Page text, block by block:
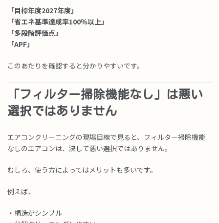
「目標年度2027年度」
「省エネ基準達成率100％以上」
「多段階評価点」
「APF」
このあたりを確認すると分かりやすいです。
「フィルター掃除機能なし」は悪い
選択ではありません
エアコンクリーニングの現場目線で見ると、フィルター掃除機能
なしのエアコンは、決して悪い選択ではありません。
むしろ、使う方によってはメリットも多いです。
例えば、
・構造がシンプル